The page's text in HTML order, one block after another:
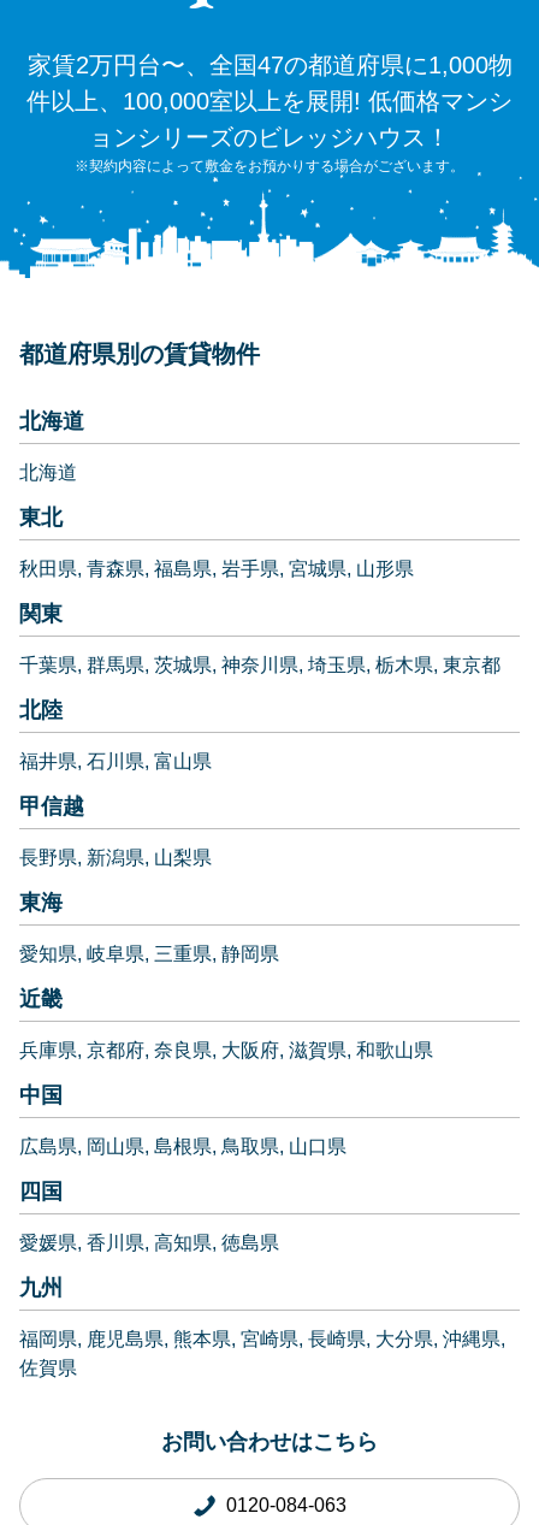
家賃2万円台〜、全国47の都道府県に1,000物
件以上、100,000室以上を展開! 低価格マンシ
ョンシリーズのビレッジハウス！
※契約内容によって敷金をお預かりする場合がございます。
都道府県別の賃貸物件
北海道
北海道
東北
秋田県 青森県 福島県 岩手県 宮城県 山形県
関東
千葉県 群馬県 茨城県 神奈川県 埼玉県 栃木県 東京都
北陸
福井県 石川県 富山県
甲信越
長野県 新潟県 山梨県
東海
愛知県 岐阜県 三重県 静岡県
近畿
兵庫県 京都府 奈良県 大阪府 滋賀県 和歌山県
中国
広島県 岡山県 島根県 鳥取県 山口県
四国
愛媛県 香川県 高知県 徳島県
九州
福岡県 鹿児島県 熊本県 宮崎県 長崎県 大分県 沖縄県
佐賀県
お問い合わせはこちら
0120-084-063